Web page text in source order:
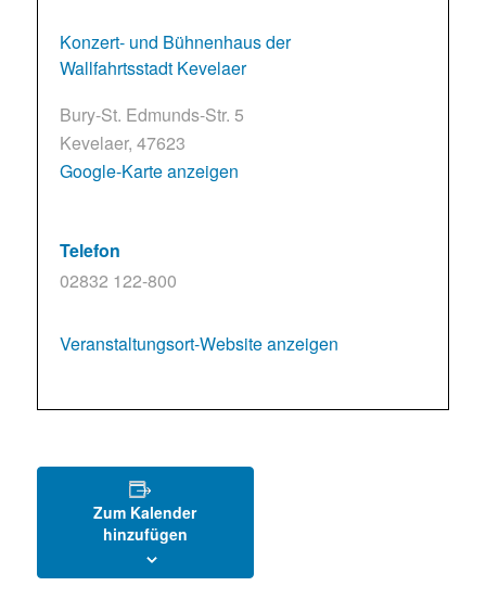
Konzert- und Bühnenhaus der
Wallfahrtsstadt Kevelaer
Bury-St. Edmunds-Str. 5
Kevelaer, 47623
Google-Karte anzeigen
Telefon
02832 122-800
Veranstaltungsort-Website anzeigen
Zum Kalender
hinzufügen